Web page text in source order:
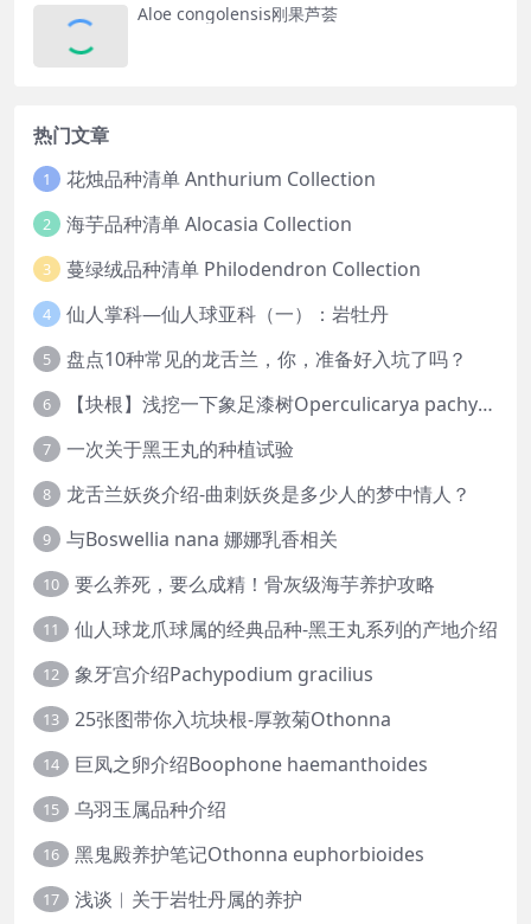
Aloe congolensis刚果芦荟
热门文章
1 花烛品种清单 Anthurium Collection
2 海芋品种清单 Alocasia Collection
3 蔓绿绒品种清单 Philodendron Collection
4 仙人掌科—仙人球亚科（一）：岩牡丹
5 盘点10种常见的龙舌兰，你，准备好入坑了吗？
6 【块根】浅挖一下象足漆树Operculicarya pachypus
7 一次关于黑王丸的种植试验
8 龙舌兰妖炎介绍-曲刺妖炎是多少人的梦中情人？
9 与Boswellia nana 娜娜乳香相关
10 要么养死，要么成精！骨灰级海芋养护攻略
11 仙人球龙爪球属的经典品种-黑王丸系列的产地介绍
12 象牙宫介绍Pachypodium gracilius
13 25张图带你入坑块根-厚敦菊Othonna
14 巨凤之卵介绍Boophone haemanthoides
15 乌羽玉属品种介绍
16 黑鬼殿养护笔记Othonna euphorbioides
17 浅谈︱关于岩牡丹属的养护